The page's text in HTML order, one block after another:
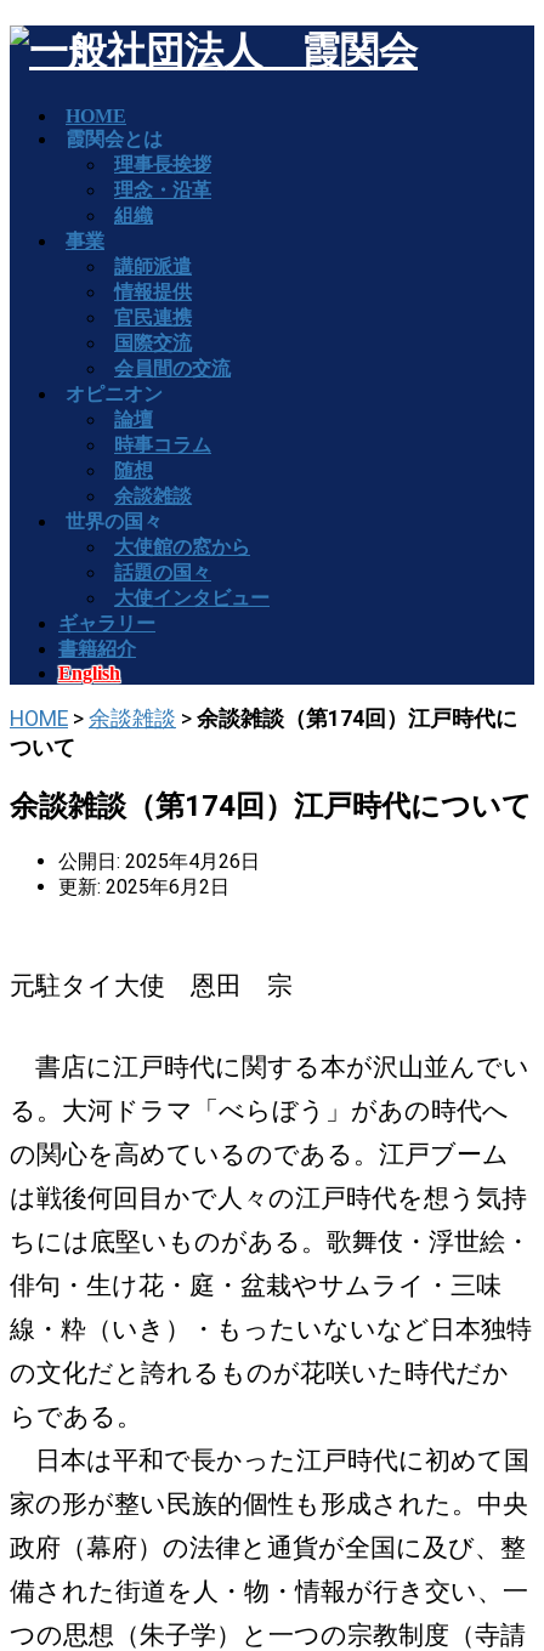
HOME
霞関会とは
理事長挨拶
理念・沿革
組織
事業
講師派遣
情報提供
官民連携
国際交流
会員間の交流
オピニオン
論壇
時事コラム
随想
余談雑談
世界の国々
大使館の窓から
話題の国々
大使インタビュー
ギャラリー
書籍紹介
English
HOME > 余談雑談 > 余談雑談（第174回）江戸時代に
ついて
余談雑談（第174回）江戸時代について
公開日: 2025年4月26日
更新: 2025年6月2日
元駐タイ大使 恩田 宗
書店に江戸時代に関する本が沢山並んでい
る。大河ドラマ「べらぼう」があの時代へ
の関心を高めているのである。江戸ブーム
は戦後何回目かで人々の江戸時代を想う気持
ちには底堅いものがある。歌舞伎・浮世絵・
俳句・生け花・庭・盆栽やサムライ・三味
線・粋（いき）・もったいないなど日本独特
の文化だと誇れるものが花咲いた時代だか
らである。
日本は平和で長かった江戸時代に初めて国
家の形が整い民族的個性も形成された。中央
政府（幕府）の法律と通貨が全国に及び、整
備された街道を人・物・情報が行き交い、一
つの思想（朱子学）と一つの宗教制度（寺請